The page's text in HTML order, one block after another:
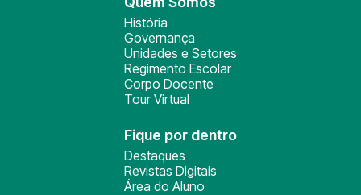
História
Governança
Unidades e Setores
Regimento Escolar
Corpo Docente
Tour Virtual
Fique por dentro
Destaques
Revistas Digitais
Área do Aluno